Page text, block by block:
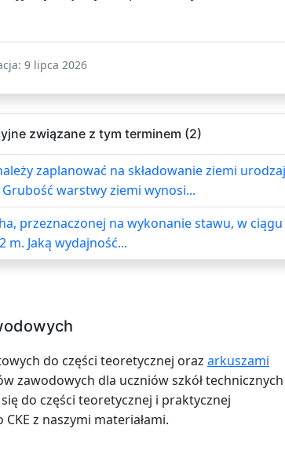
9 lipca 2026
związane z tym terminem (2)
zaplanować na składowanie ziemi
warstwy ziemi wynosi...
przeznaczonej na wykonanie stawu, w
m. Jaką wydajność...
do części teoretycznej oraz arkuszami
zawodowych dla uczniów szkół
do części teoretycznej i praktycznej
z naszymi materiałami.